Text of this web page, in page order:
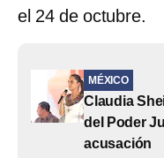
el 24 de octubre.
MÉXICO
Claudia
del Poder
acusación